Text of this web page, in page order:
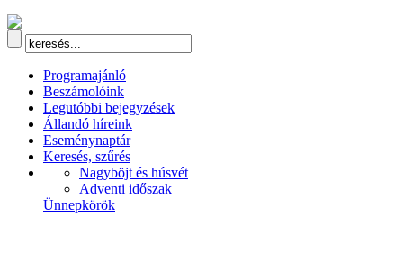
Programajánló
Beszámolóink
Legutóbbi bejegyzések
Állandó híreink
Eseménynaptár
Keresés, szűrés
Nagyböjt és húsvét
Adventi időszak
Ünnepkörök